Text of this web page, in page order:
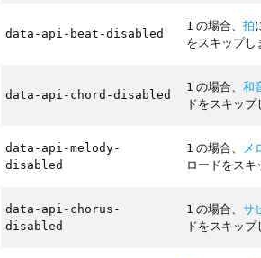
data-api-beat-disabled
1 の場合、拍
をスキップし
data-api-chord-disabled
1 の場合、和
ドをスキップ
data-api-melody-
disabled
1 の場合、 メ
ロードをスキ
data-api-chorus-
disabled
1 の場合、サ
ドをスキップ